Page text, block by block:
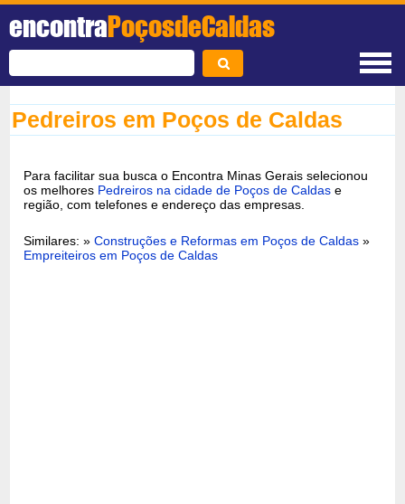
encontraPoçosdeCaldas
Pedreiros em Poços de Caldas
Para facilitar sua busca o Encontra Minas Gerais selecionou
os melhores Pedreiros na cidade de Poços de Caldas e
região, com telefones e endereço das empresas.
Similares: »Construções e Reformas em Poços de Caldas »
Empreiteiros em Poços de Caldas